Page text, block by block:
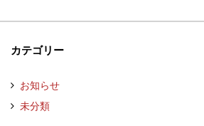
カテゴリー
お知らせ
未分類